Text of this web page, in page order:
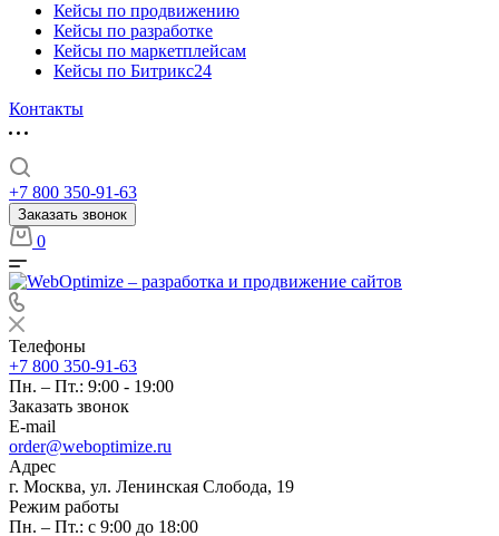
Кейсы по продвижению
Кейсы по разработке
Кейсы по маркетплейсам
Кейсы по Битрикс24
Контакты
+7 800 350-91-63
Заказать звонок
0
Телефоны
+7 800 350-91-63
Пн. – Пт.: 9:00 - 19:00
Заказать звонок
E-mail
order@weboptimize.ru
Адрес
г. Москва, ул. Ленинская Слобода, 19
Режим работы
Пн. – Пт.: с 9:00 до 18:00